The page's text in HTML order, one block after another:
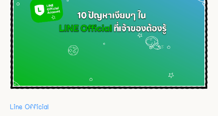
Line Official